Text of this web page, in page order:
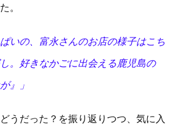
。
いの、富永さんのお店の様子はこち
。好きなかごに出会える鹿児島の
』」
うだった？を振り返りつつ、気に入